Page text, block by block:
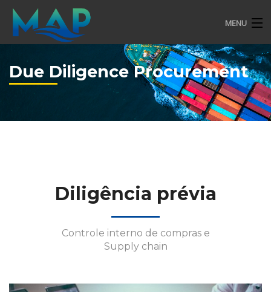
MENU
SERVIÇOS
Due Diligence Procurement
Diligência prévia
Controle interno de compras e
Supply chain